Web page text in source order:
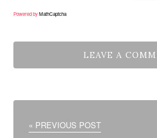
Powered byMathCaptcha
« PREVIOUS POST